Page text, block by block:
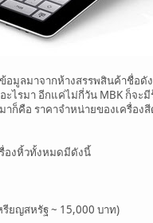
ข้อมูลมาจากห้างสรรพสินค้าชื่อ
ะไรมา อีกแค่ไม่กี่วัน MBK ก็จ
ก็คือ ราคาจำหน่ายของเครื่อ
องหิ้วทั้งหมดมีดังนี้
รียญสหรัฐ ~ 15,000 บาท)